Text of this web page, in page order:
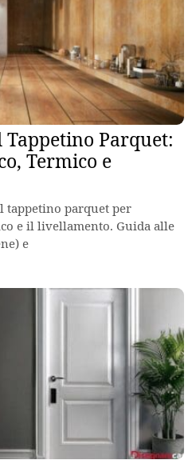
Tappetino Parquet:
Termico e
tappetino parquet per
e il livellamento. Guida alle
e